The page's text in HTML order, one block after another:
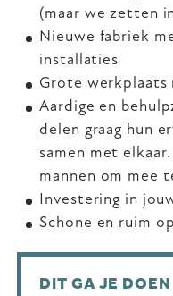
(maar we zetten
Nieuwe fabriek
installaties
Grote werkplaats
Aardige en
delen graag hun
samen met
mannen om mee
Investering in
Schone en ruim
DIT GA JE DOEN